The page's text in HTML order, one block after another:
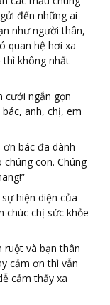
đến những ai
như người thân,
quan hệ hơi xa
thì không nhất
cưới ngắn gọn
anh, chị, em
ơn bác đã dành
con. Chúng
hiện diện của
chúc chị sức khỏe
ruột và bạn thân
cảm ơn thì vẫn
cảm thấy xa